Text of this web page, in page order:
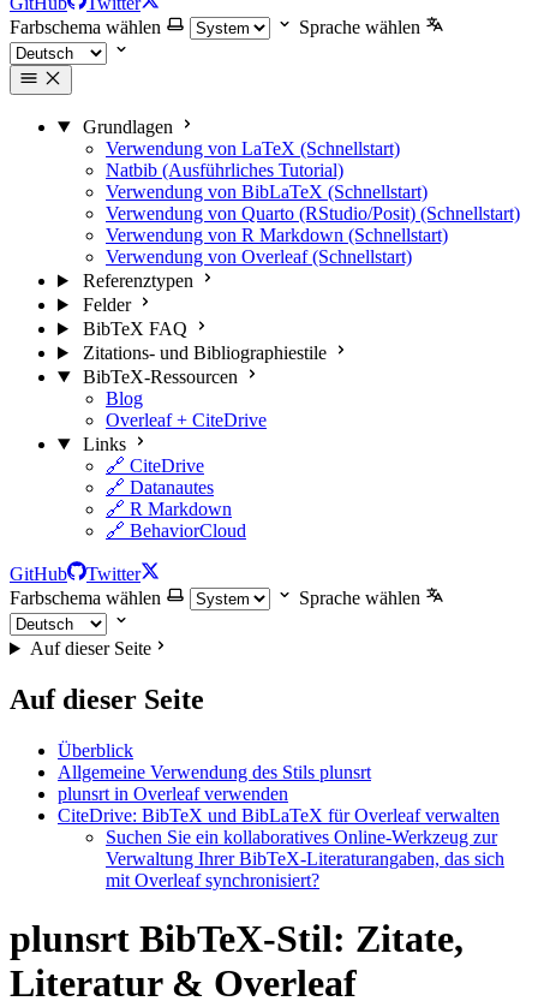
Farbschema wählen
Sprache wählen
Grundlagen
Verwendung von LaTeX (Schnellstart)
Natbib (Ausführliches Tutorial)
Verwendung von BibLaTeX (Schnellstart)
Verwendung von Quarto (RStudio/Posit) (Schnellstart)
Verwendung von R Markdown (Schnellstart)
Verwendung von Overleaf (Schnellstart)
Referenztypen
Felder
BibTeX FAQ
Zitations- und Bibliographiestile
BibTeX-Ressourcen
Blog
Overleaf + CiteDrive
Links
🔗 CiteDrive
🔗 Datanautes
🔗 R Markdown
🔗 BehaviorCloud
GitHub
Twitter
Farbschema wählen
Sprache wählen
Auf dieser Seite
Auf dieser Seite
Überblick
Allgemeine Verwendung des Stils plunsrt
plunsrt in Overleaf verwenden
CiteDrive: BibTeX und BibLaTeX für Overleaf verwalten
Suchen Sie ein kollaboratives Online-Werkzeug zur
Verwaltung Ihrer BibTeX-Literaturangaben, das sich
mit Overleaf synchronisiert?
plunsrt BibTeX-Stil: Zitate,
Literatur & Overleaf